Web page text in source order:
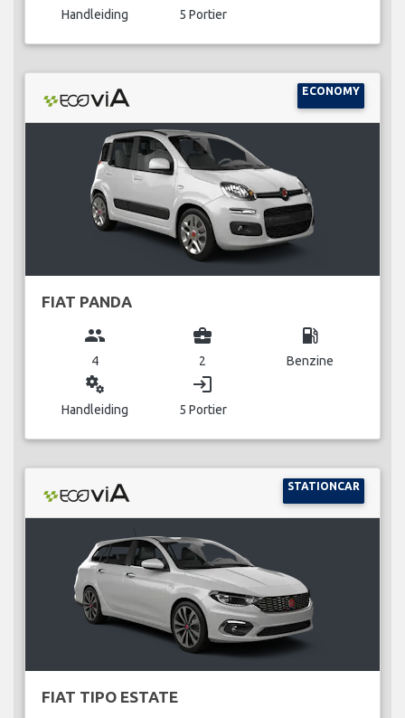
Handleiding 5 Portier
ECONOMY
FIAT PANDA
group
4
business_center
2
local_gas_station
Benzine
miscellaneous_services
Handleiding
login
5 Portier
STATIONCAR
FIAT TIPO ESTATE